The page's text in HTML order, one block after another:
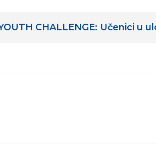
CHALLENGE: Učenici u